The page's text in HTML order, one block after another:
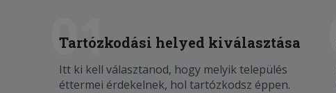
01
Tartózkodási helyed kiválasztása
Itt ki kell választanod, hogy melyik település
éttermei érdekelnek, hol tartózkodsz éppen.